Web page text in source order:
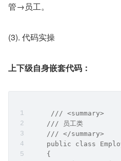
管→员工。
(3). 代码实操
上下级自身嵌套代码：
     /// <summary>
    /// 员工类
    /// </summary>
public class
    {